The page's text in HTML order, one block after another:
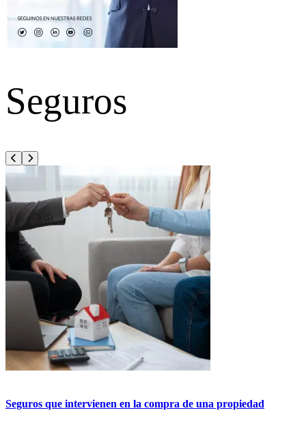
Seguros
AnteriorSiguiente
Seguros que intervienen en la compra de una propiedad